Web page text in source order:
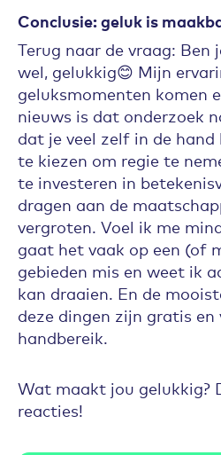
Conclusie: geluk is
Terug naar de vraag: Ben
wel, gelukkig😊 Mijn
geluksmomenten komen
nieuws is dat onderzoek
dat je veel zelf in de
te kiezen om regie te
te investeren in
dragen aan de
vergroten. Voel ik me
gaat het vaak op een (of
gebieden mis en weet ik
kan draaien. En de
deze dingen zijn gratis en
handbereik.
Wat maakt jou gelukkig?
reacties!